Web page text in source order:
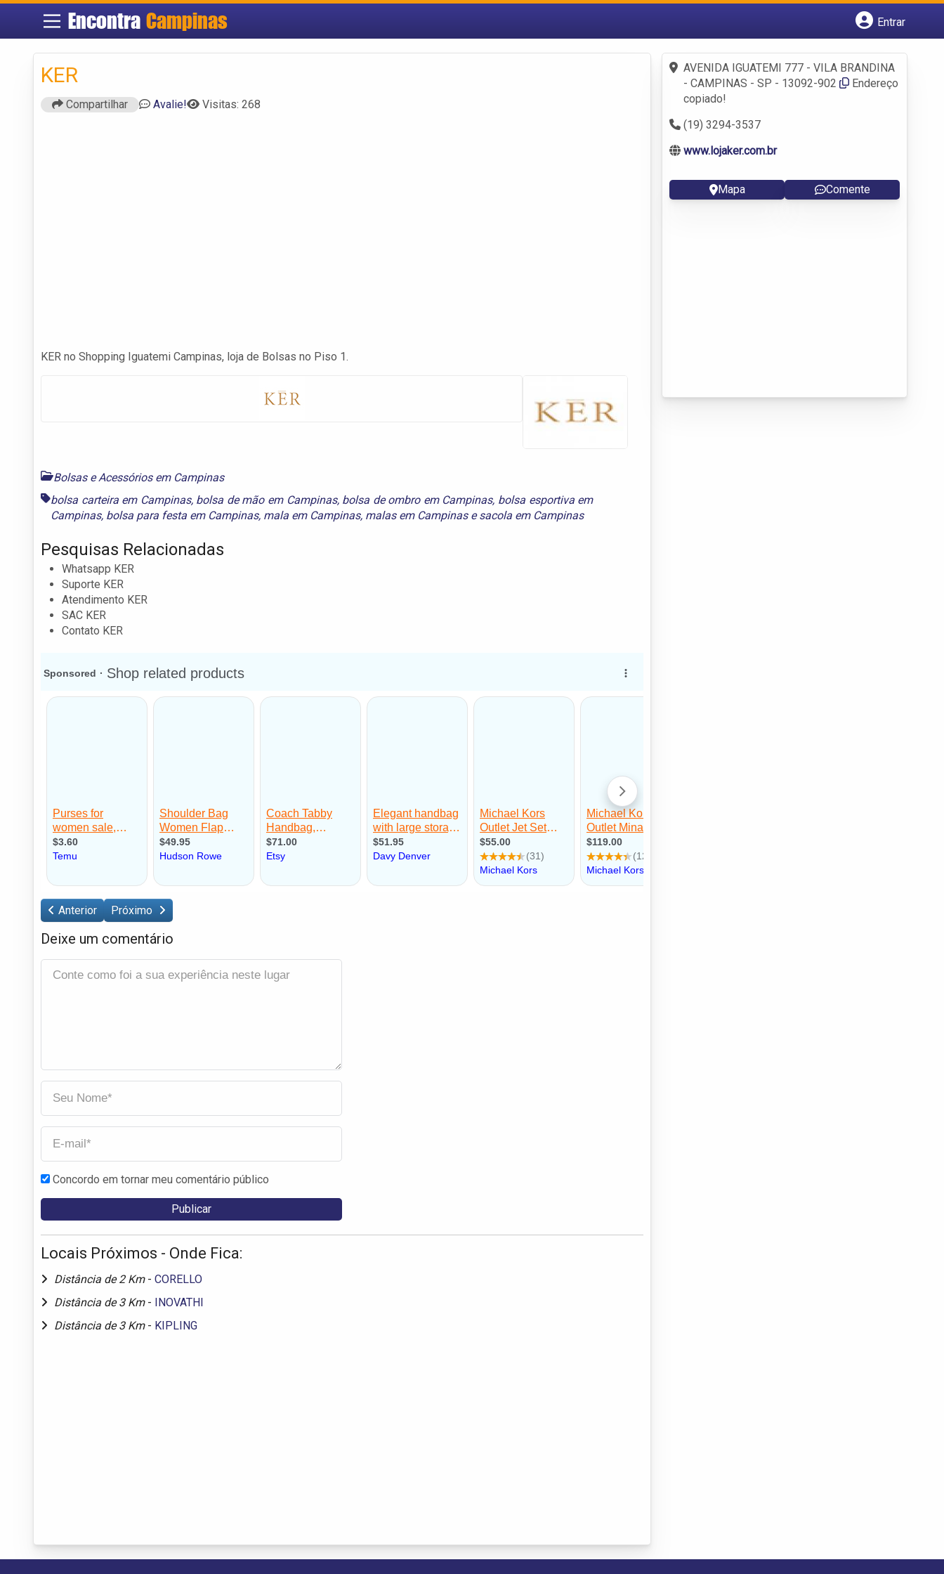
EncontraCampinas
Entrar
Fazer login
Criar conta
KER
Compartilhar Avalie! Visitas: 268
KER no Shopping Iguatemi Campinas, loja de Bolsas no Piso 1.
Bolsas e Acessórios em Campinas
bolsa carteira em Campinas, bolsa de mão em Campinas, bolsa de ombro em Campinas, bolsa esportiva em
Campinas, bolsa para festa em Campinas, mala em Campinas, malas em Campinasesacola em Campinas
Pesquisas Relacionadas
Whatsapp KER
Suporte KER
Atendimento KER
SAC KER
Contato KER
Anterior Próximo
Deixe um comentário
Concordo em tornar meu comentário público
Locais Próximos - Onde Fica:
Distância de 2 Km - CORELLO
Distância de 3 Km -
INOVATHI
Distância de 3 Km - KIPLING
AVENIDA IGUATEMI 777 - VILA BRANDINA
- CAMPINAS - SP - 13092-902
Endereço
copiado!
(19) 3294-3537
www.lojaker.com.br
Mapa Comente